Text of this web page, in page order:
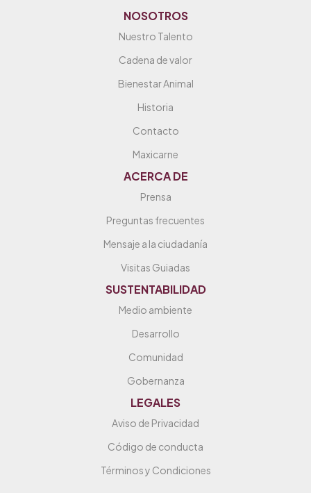
NOSOTROS
Nuestro Talento
Cadena de valor
Bienestar Animal
Historia
Contacto
Maxicarne
ACERCA DE
Prensa
Preguntas frecuentes
Mensaje a la ciudadanía
Visitas Guiadas
SUSTENTABILIDAD
Medio ambiente
Desarrollo
Comunidad
Gobernanza
LEGALES
Aviso de Privacidad
Código de conducta
Términos y Condiciones